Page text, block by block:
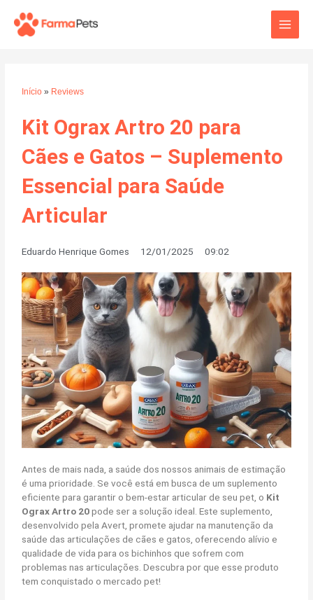
para
Main
Início » Reviews
Kit Ograx Artro 20 para
Cães e Gatos – Suplemento
Essencial para Saúde
Articular
Eduardo Henrique Gomes 12/01/2025 09:02
Antes de mais nada, a saúde dos nossos animais de estimação
é uma prioridade. Se você está em busca de um suplemento
eficiente para garantir o bem-estar articular de seu pet, o Kit
Ograx Artro 20pode ser a solução ideal. Este suplemento,
desenvolvido pela Avert, promete ajudar na manutenção da
saúde das articulações de cães e gatos, oferecendo alívio e
qualidade de vida para os bichinhos que sofrem com
problemas nas articulações. Descubra por que esse produto
tem conquistado o mercado pet!